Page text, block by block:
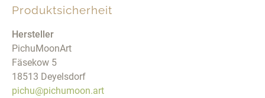
Produktsicherheit
Hersteller
PichuMoonArt
Fäsekow 5
18513 Deyelsdorf
pichu@pichumoon.art